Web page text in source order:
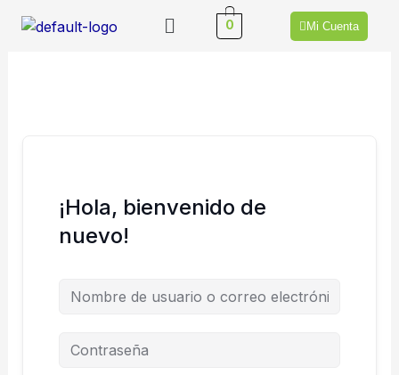
Menú 0 Mi Cuenta
¡Hola, bienvenido de
nuevo!